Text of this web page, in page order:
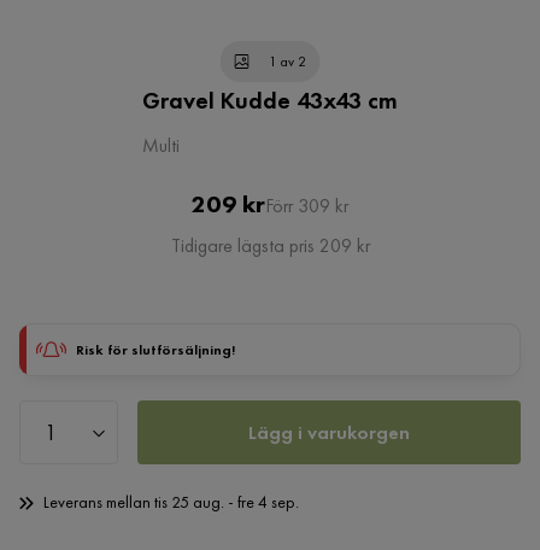
1 av 2
Gravel Kudde 43x43 cm
Multi
Pris
209 krOriginal
Pris
Förr 309 kr
Tidigare lägsta pris 209 kr
Risk för slutförsäljning!
Lägg i varukorgen
Leverans mellan tis 25 aug. - fre 4 sep.